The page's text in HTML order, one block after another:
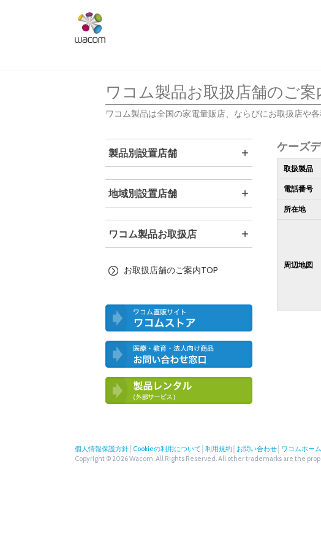
ワコム製品お取扱店舗のご案
ワコム製品は全国の家電量販店、ならびにお取扱店や
ケーズ
取扱製品
電話番号
所在地
周辺地図
製品別設置店舗
地域別設置店舗
ワコム製品お取扱店
お取扱店舗のご案内TOP
わせ窓口
個人情報保護方針 Cookieの利用について 利用規約 お問い合わせ ワコムホー
Copyright © 2026 Wacom. All Rights Reserved. All other trademarks are the